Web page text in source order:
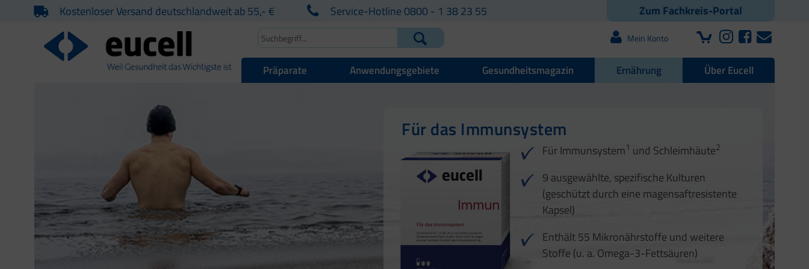
Zum Fachkreis-Portal
Kostenloser Versand deutschlandweit ab 55,- € Service-Hotline 0800 - 1 38 23 55
Mein Konto
Präparate Anwendungsgebiete Gesundheitsmagazin Ernährung Über Eucell
Für das Immunsystem
Für Immunsystem1 und Schleimhäute2
9 ausgewählte, spezifische Kulturen
(geschützt durch eine magensaftresistente
Kapsel)
Enthält 55 Mikronährstoffe und weitere
Stoffe (u. a. Omega-3-Fettsäuren)
Für Haut, Haare und Nägel
1 2 3
4
Für Ihre natürliche Darmflora
3